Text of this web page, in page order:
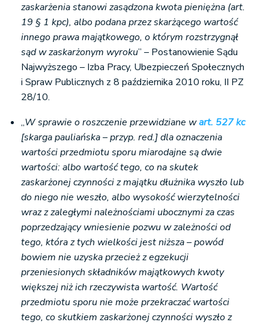
zaskarżenia stanowi zasądzona kwota pieniężna (art.
19 § 1 kpc), albo podana przez skarżącego wartość
innego prawa majątkowego, o którym rozstrzygnął
sąd w zaskarżonym wyroku” – Postanowienie Sądu
Najwyższego – Izba Pracy, Ubezpieczeń Społecznych
i Spraw Publicznych z 8 października 2010 roku, II PZ
28/10.
„W sprawie o roszczenie przewidziane wart. 527 kc
[skarga pauliańska – przyp. red.] dla oznaczenia
wartości przedmiotu sporu miarodajne są dwie
wartości: albo wartość tego, co na skutek
zaskarżonej czynności z majątku dłużnika wyszło lub
do niego nie weszło, albo wysokość wierzytelności
wraz z zaległymi należnościami ubocznymi za czas
poprzedzający wniesienie pozwu w zależności od
tego, która z tych wielkości jest niższa – powód
bowiem nie uzyska przecież z egzekucji
przeniesionych składników majątkowych kwoty
większej niż ich rzeczywista wartość. Wartość
przedmiotu sporu nie może przekraczać wartości
tego, co skutkiem zaskarżonej czynności wyszło z